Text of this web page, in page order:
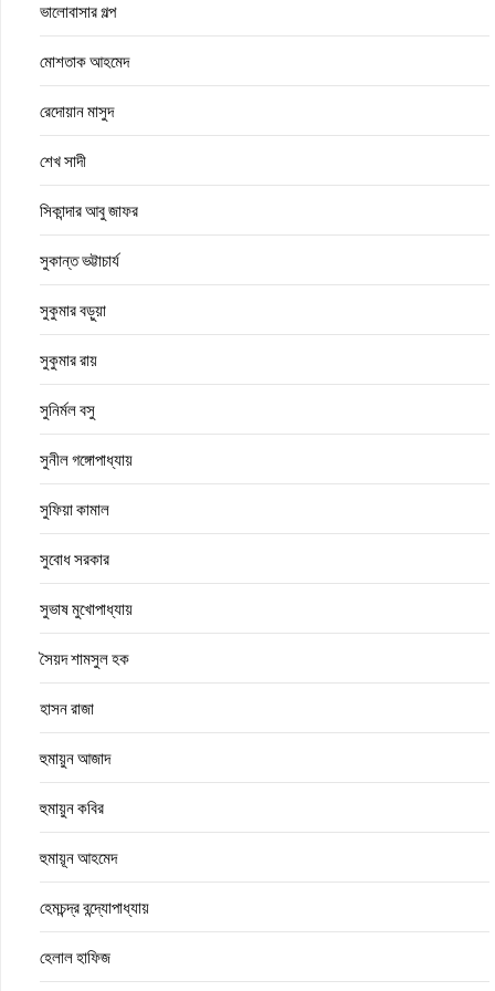
ভালোবাসার গল্প
মোশতাক আহমেদ
রেদোয়ান মাসুদ
শেখ সাদী
সিকান্দার আবু জাফর
সুকান্ত ভট্টাচার্য
সুকুমার বড়ুয়া
সুকুমার রায়
সুনির্মল বসু
সুনীল গঙ্গোপাধ্যায়
সুফিয়া কামাল
সুবোধ সরকার
সুভাষ মুখোপাধ্যায়
সৈয়দ শামসুল হক
হাসন রাজা
হুমায়ুন আজাদ
হুমায়ুন কবির
হুমায়ূন আহমেদ
হেমচন্দ্র বন্দ্যোপাধ্যায়
হেলাল হাফিজ